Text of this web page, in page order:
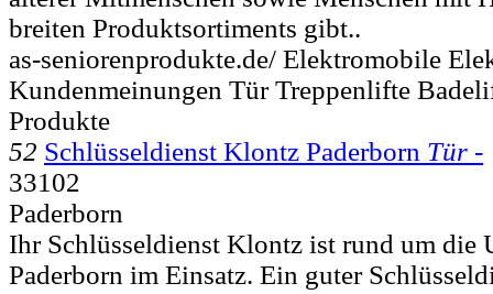
breiten Produktsortiments gibt..
as-seniorenprodukte.de/ Elektromobile
Kundenmeinungen Tür Treppenlifte
Produkte
52 Schlüsseldienst Klontz Paderborn Tür -
33102
Paderborn
Ihr Schlüsseldienst Klontz ist rund um die
Paderborn im Einsatz. Ein guter